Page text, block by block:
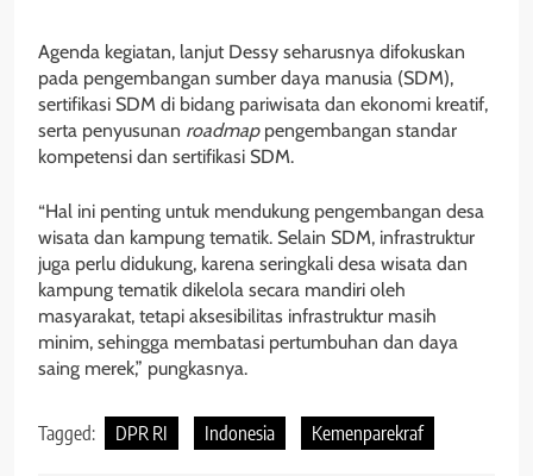
Agenda kegiatan, lanjut Dessy seharusnya difokuskan
pada pengembangan sumber daya manusia (SDM),
sertifikasi SDM di bidang pariwisata dan ekonomi kreatif,
serta penyusunan roadmappengembangan standar
kompetensi dan sertifikasi SDM.
“Hal ini penting untuk mendukung pengembangan desa
wisata dan kampung tematik. Selain SDM, infrastruktur
juga perlu didukung, karena seringkali desa wisata dan
kampung tematik dikelola secara mandiri oleh
masyarakat, tetapi aksesibilitas infrastruktur masih
minim, sehingga membatasi pertumbuhan dan daya
saing merek,” pungkasnya.
Tagged: DPR RI Indonesia Kemenparekraf